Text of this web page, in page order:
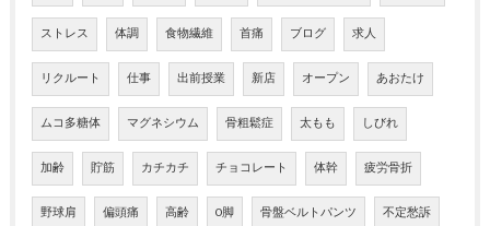
ストレス 体調 食物繊維 首痛 ブログ 求人
リクルート 仕事 出前授業 新店 オープン あおたけ
ムコ多糖体 マグネシウム 骨粗鬆症 太もも しびれ
加齢 貯筋 カチカチ チョコレート 体幹 疲労骨折
野球肩 偏頭痛 高齢 O脚 骨盤ベルトパンツ 不定愁訴